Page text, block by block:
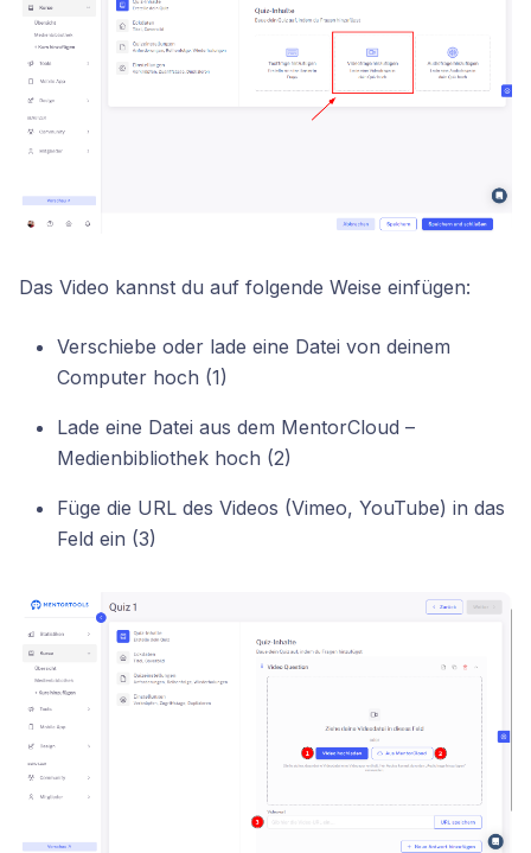
Das Video kannst du auf folgende Weise einfügen:
Verschiebe oder lade eine Datei von deinem
Computer hoch (1)
Lade eine Datei aus dem MentorCloud –
Medienbibliothek hoch (2)
Füge die URL des Videos (Vimeo, YouTube) in das
Feld ein (3)